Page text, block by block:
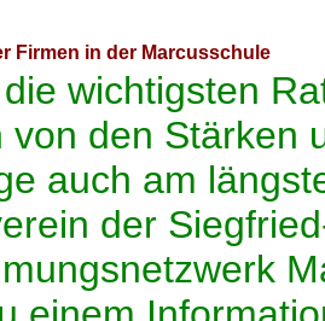
Firmen in der Marcusschule
wichtigsten
von den Stärken
auch am
der